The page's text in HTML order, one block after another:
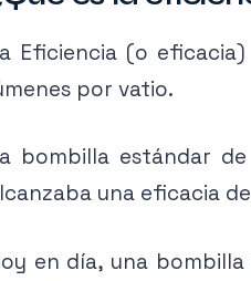
Eficiencia (o
por vatio.
bombilla estándar
una eficacia
en día, una